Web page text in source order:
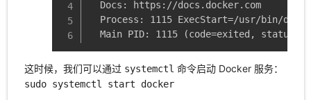
  Docs: https://docs.docker.com
Process: 1115 ExecStart=/usr/bin/
Main PID: 1115 (code=exited,
这时候，我们可以通过 systemctl 命令启动 Docker 服务：
sudo systemctl start docker